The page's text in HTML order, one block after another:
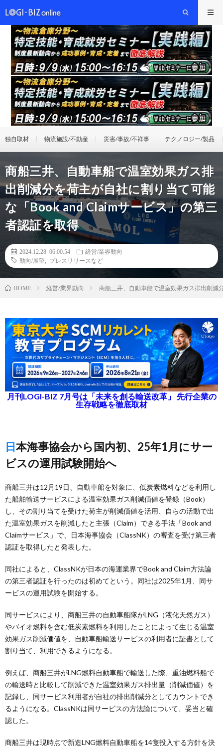
独自取材 物流施設/不動産 災害/事故/不祥事 テクノロジー/製品
商船三井、自動車船で温室効果ガス排
出削減分を荷主が自社に割り当て可能
な「Book and Claimサービス」の第三
者認証を取得
2024.12.28 06:00:54
経営/業界動向
動向/展望
プレスリリースなど
HOME 経営/業界動向 商船三井、自動車船で温室効果ガス排出削減
月刊LOGI-BIZ 7月号は「未来を創る輸送改革」 先行企業の
生存戦略を徹底取材
日本海事協会から国内初、25年1月にサー
ビスの運用試験開始へ
商船三井は12月19日、自動車船を対象に、低炭素燃料などを利用し
た船舶輸送サービスによる温室効果ガス削減価値を登録（Book）
し、その割り当てを受けた荷主が削減価値を活用、自らの活動で出
た温室効果ガスを削減したと主張（Claim）できる手法「Book and
Claimサービス」で、日本海事協会（ClassNK）の審査を受け第三者
認証を取得したと発表した。
同社によると、ClassNKが日本の海運業界でBook and Claim方法論
の第三者認証を行ったのは初めてという。同社は2025年1月、同サ
ービスの運用試験を開始する。
同サービスにより、商船三井の自動車船隊がLNG（液化天然ガス）
やバイオ燃料を含む低炭素燃料を利用したことによって生じる温室
効果ガス削減価値を、自動車船輸送サービスの利用者に証書として
割り当て、利用できるようになる。
例えば、商船三井がLNG燃料自動車船で輸送した際、重油燃料船で
の輸送時と比較して削減できた温室効果ガス排出量（削減価値）を
記録し、同サービス利用者が自社の排出削減分としてカウントでき
るようになる。ClassNKは同サービスの方法論について、妥当と確
認した。
商船三井は現時点で新造LNG燃料自動車船を14隻投入する方針を決